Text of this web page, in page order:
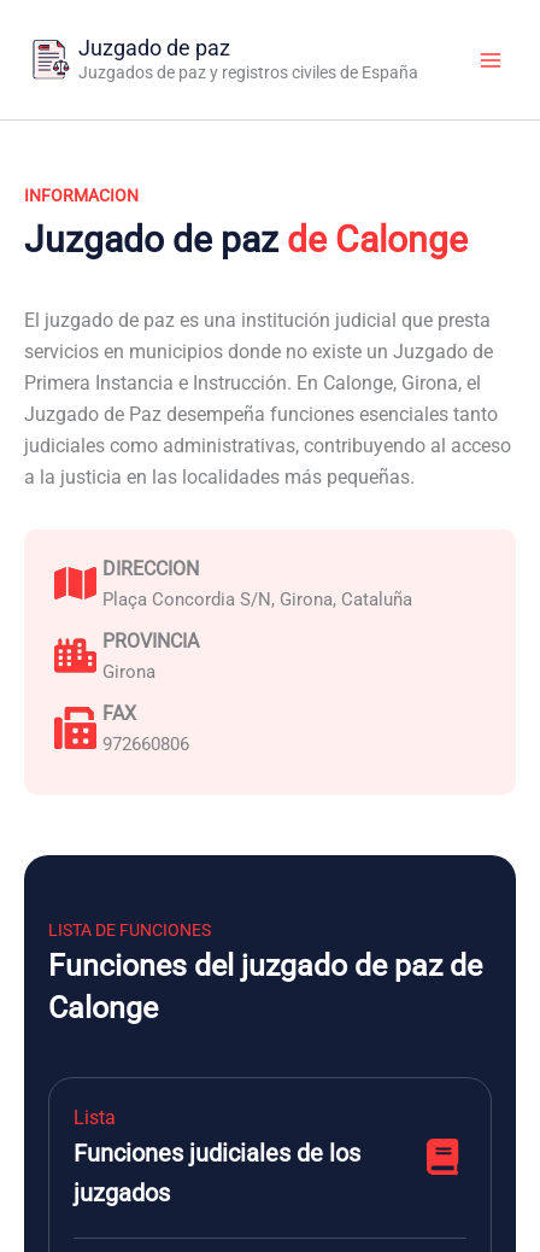
contenido
Juzgado de paz
Juzgados de paz y registros civiles de España
INFORMACION
Juzgado de paz de Calonge
El juzgado de paz es una institución judicial que presta
servicios en municipios donde no existe un Juzgado de
Primera Instancia e Instrucción. En Calonge, Girona, el
Juzgado de Paz desempeña funciones esenciales tanto
judiciales como administrativas, contribuyendo al acceso
a la justicia en las localidades más pequeñas.
DIRECCION
Plaça Concordia S/N, Girona, Cataluña
PROVINCIA
Girona
FAX
972660806
LISTA DE FUNCIONES
Funciones del juzgado de paz de
Calonge
Lista
Funciones judiciales de los
juzgados